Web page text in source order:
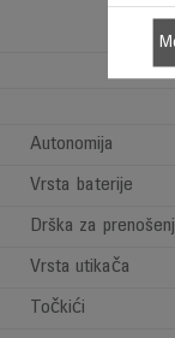
Autonomija
Vrsta baterije
Drška za
Vrsta utikača
Točkići